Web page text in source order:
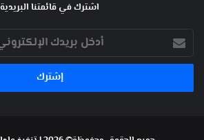
اشترك في قائمتنا البريدية
أدخل
بريدك
الإلكتروني